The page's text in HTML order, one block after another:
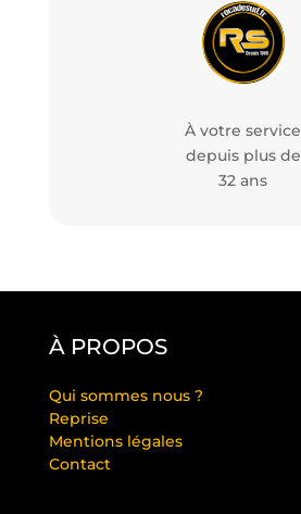
À votre service
depuis plus de
32 ans
À PROPOS
Qui sommes nous ?
Reprise
Mentions légales
Contact